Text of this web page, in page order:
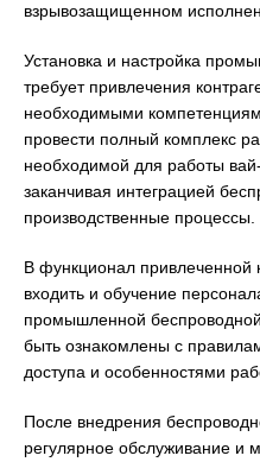
взрывозащищенном
Установка и настройка
требует привлечения
необходимыми
провести полный комплекс
необходимой для работы
заканчивая интеграцией
производственные процессы.
В функционал привлеченной
входить и обучение
промышленной
быть ознакомлены с
доступа и особенностями
После внедрения
регулярное обслуживание и